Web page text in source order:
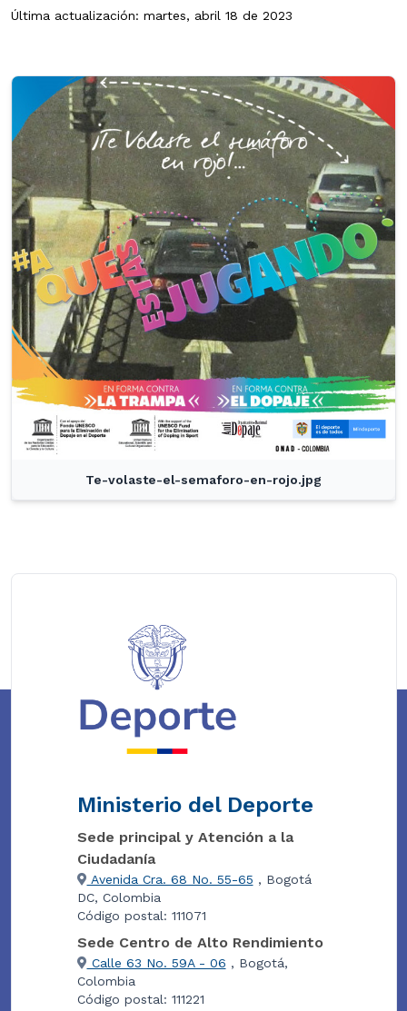
Última actualización: martes, abril 18 de 2023
Te-volaste-el-semaforo-en-rojo.jpg
Ministerio del Deporte
Sede principal y Atención a la
Ciudadanía
Avenida Cra. 68 No. 55-65 , Bogotá
DC, Colombia
Código postal: 111071
Sede Centro de Alto Rendimiento
Calle 63 No. 59A - 06 , Bogotá,
Colombia
Código postal: 111221